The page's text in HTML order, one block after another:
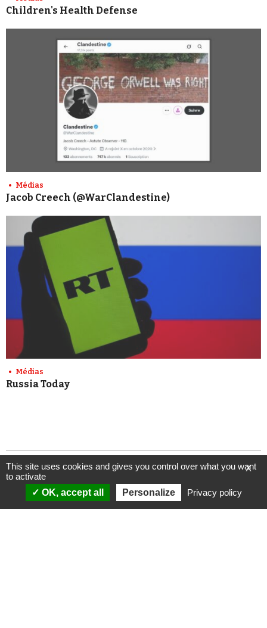
Children's Health Defense
Médias
Jacob Creech (@WarClandestine)
Médias
Russia Today
ANALYSES
VIDÉOS
X
This site uses cookies and gives you control over what you want
to activate
OK, accept all
Personalize Privacy policy